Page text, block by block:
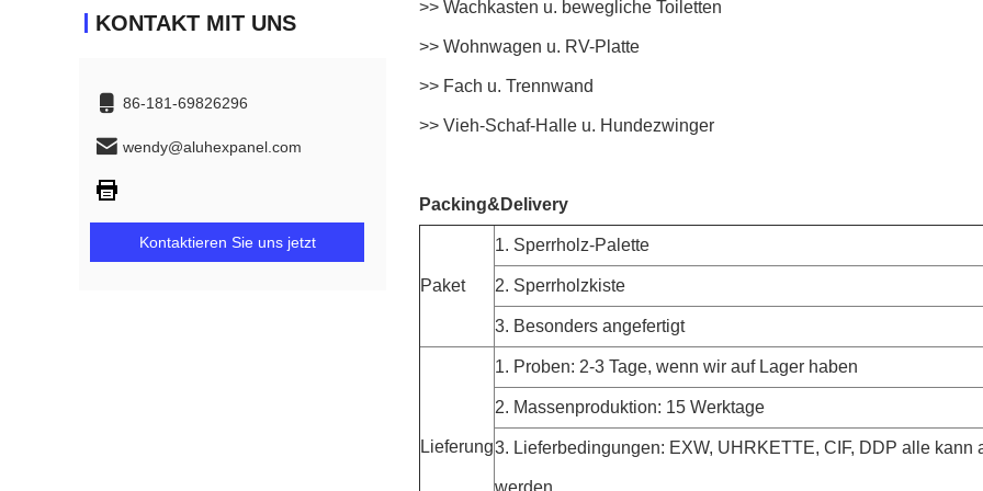
KONTAKT MIT UNS
86-181-69826296
wendy@aluhexpanel.com
Kontaktieren Sie uns jetzt
>> Wachkasten u. bewegliche Toiletten
>> Wohnwagen u. RV-Platte
>> Fach u. Trennwand
>> Vieh-Schaf-Halle u. Hundezwinger
Packing&Delivery
Paket
1. Sperrholz-Palette
2. Sperrholzkiste
3. Besonders angefertigt
Lieferung
1. Proben: 2-3 Tage, wenn wir auf Lager haben
2. Massenproduktion: 15 Werktage
3. Lieferbedingungen: EXW, UHRKETTE, CIF, DDP alle kann
werden